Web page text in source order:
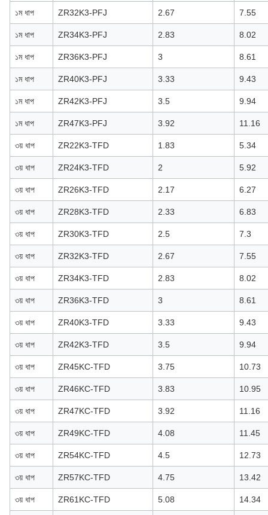
১ম ধাপ ZR32K3-PFJ 2.67 7.55
১ম ধাপ ZR34K3-PFJ 2.83 8.02
১ম ধাপ ZR36K3-PFJ 3 8.61
১ম ধাপ ZR40K3-PFJ 3.33 9.43
১ম ধাপ ZR42K3-PFJ 3.5 9.94
১ম ধাপ ZR47K3-PFJ 3.92 11.16
৩য় ধাপ ZR22K3-TFD 1.83 5.34
৩য় ধাপ ZR24K3-TFD 2 5.92
৩য় ধাপ ZR26K3-TFD 2.17 6.27
৩য় ধাপ ZR28K3-TFD 2.33 6.83
৩য় ধাপ ZR30K3-TFD 2.5 7.3
৩য় ধাপ ZR32K3-TFD 2.67 7.55
৩য় ধাপ ZR34K3-TFD 2.83 8.02
৩য় ধাপ ZR36K3-TFD 3 8.61
৩য় ধাপ ZR40K3-TFD 3.33 9.43
৩য় ধাপ ZR42K3-TFD 3.5 9.94
৩য় ধাপ ZR45KC-TFD 3.75 10.73
৩য় ধাপ ZR46KC-TFD 3.83 10.95
৩য় ধাপ ZR47KC-TFD 3.92 11.16
৩য় ধাপ ZR49KC-TFD 4.08 11.45
৩য় ধাপ ZR54KC-TFD 4.5 12.73
৩য় ধাপ ZR57KC-TFD 4.75 13.42
৩য় ধাপ ZR61KC-TFD 5.08 14.34